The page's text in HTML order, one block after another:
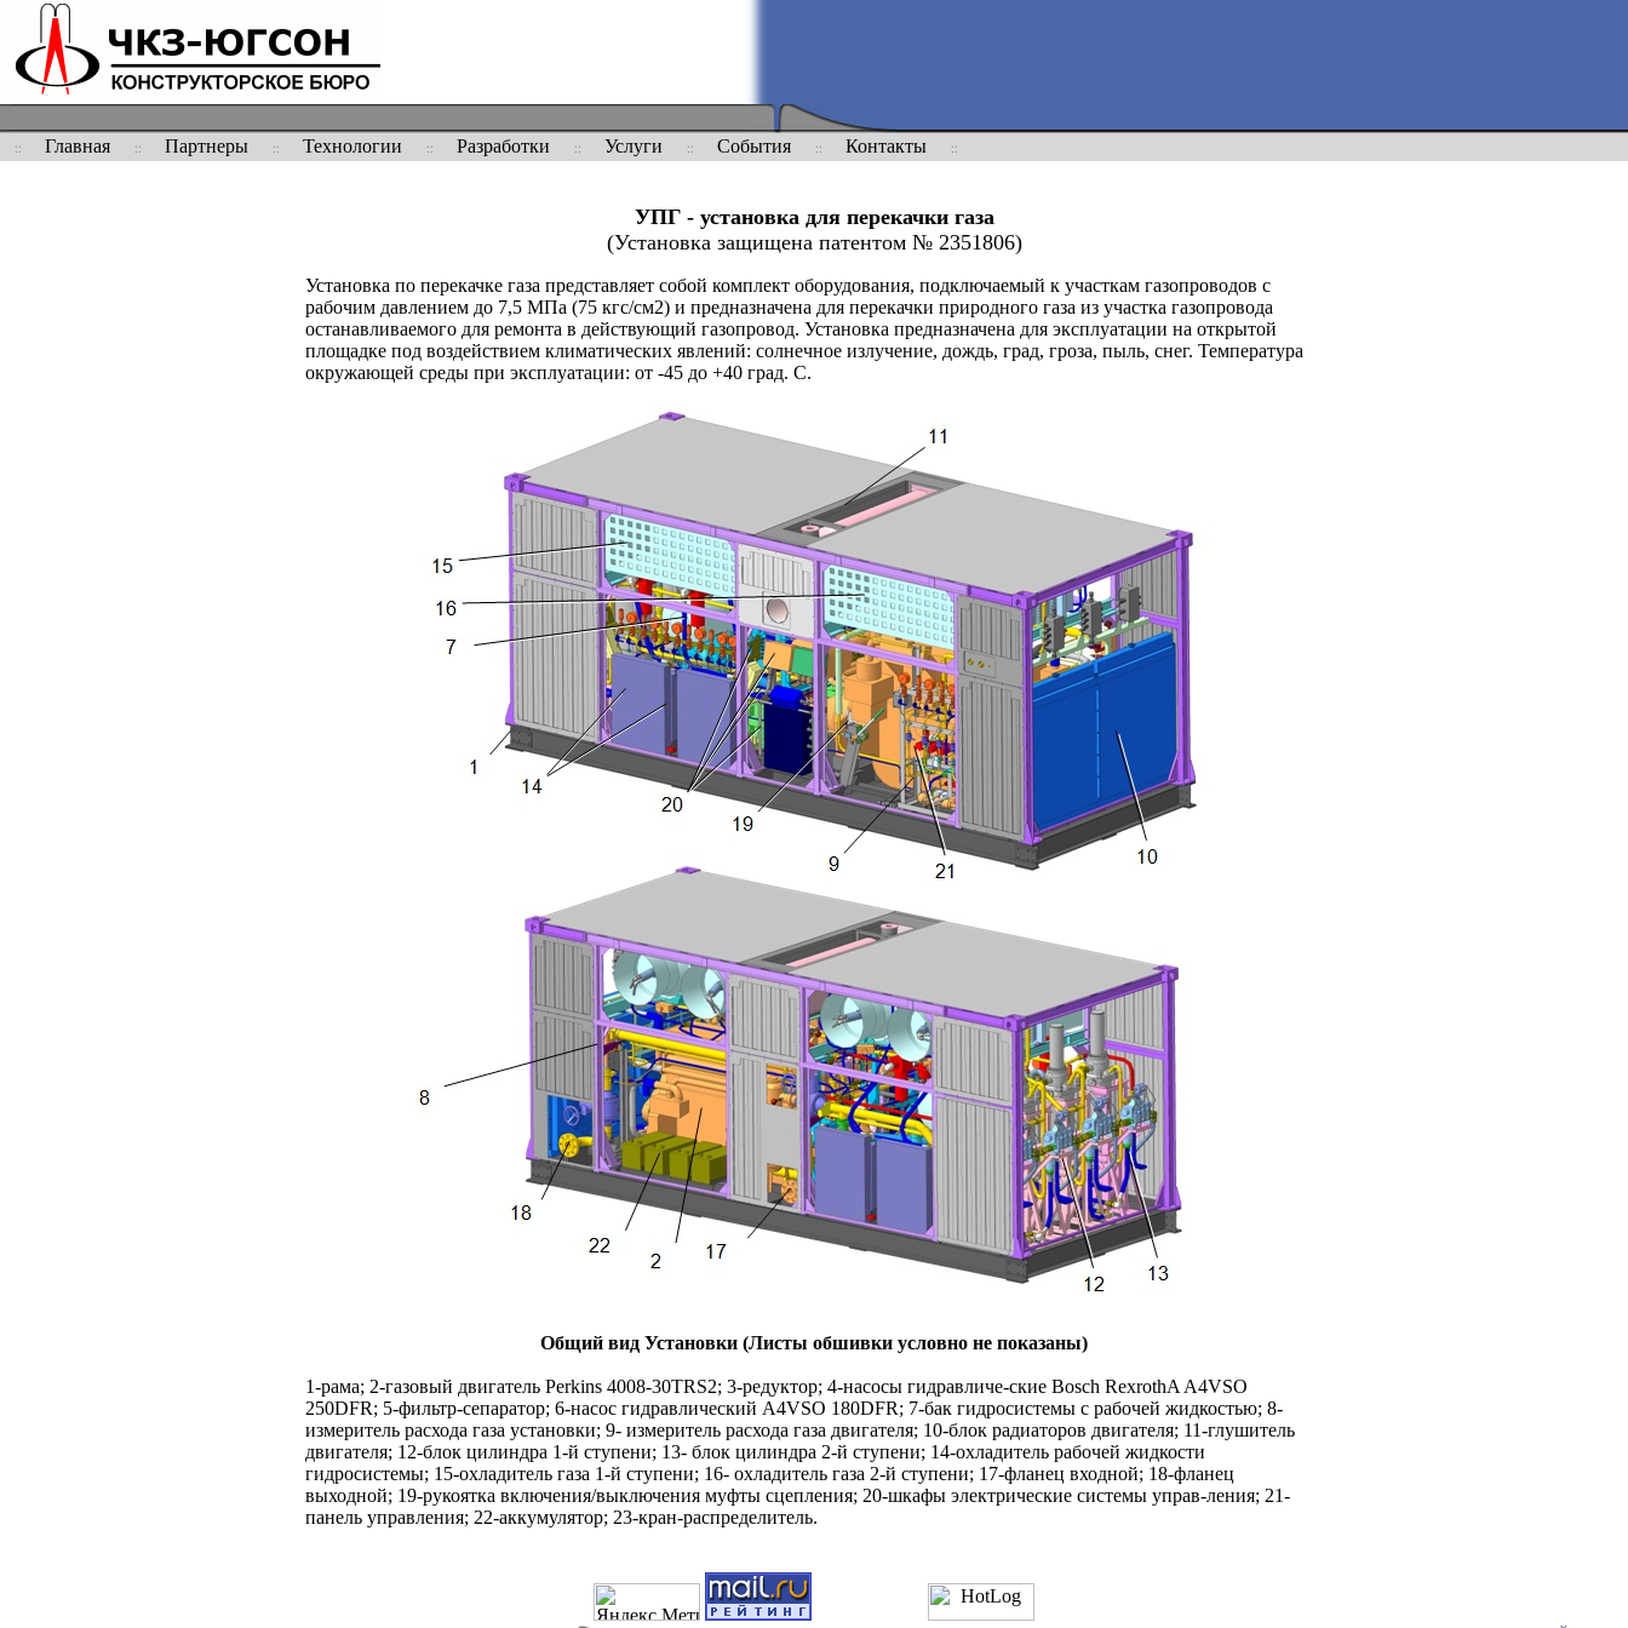
Главная Партнеры Технологии Разработки Услуги События Контакты
УПГ - установка для перекачки газа
(Установка защищена патентом № 2351806)
Установка по перекачке газа представляет собой комплект оборудования, подключаемый к участкам газопроводов с
рабочим давлением до 7,5 МПа (75 кгс/см2) и предназначена для перекачки природного газа из участка газопровода
останавливаемого для ремонта в действующий газопровод. Установка предназначена для эксплуатации на открытой
площадке под воздействием климатических явлений: солнечное излучение, дождь, град, гроза, пыль, снег. Температура
окружающей среды при эксплуатации: от -45 до +40 град. С.
Общий вид Установки (Листы обшивки условно не показаны)
1-рама; 2-газовый двигатель Perkins 4008-30TRS2; 3-редуктор; 4-насосы гидравличе-ские Bosch RexrothA A4VSO
250DFR; 5-фильтр-сепаратор; 6-насос гидравлический A4VSO 180DFR; 7-бак гидросистемы с рабочей жидкостью; 8-
измеритель расхода газа установки; 9- измеритель расхода газа двигателя; 10-блок радиаторов двигателя; 11-глушитель
двигателя; 12-блок цилиндра 1-й ступени; 13- блок цилиндра 2-й ступени; 14-охладитель рабочей жидкости
гидросистемы; 15-охладитель газа 1-й ступени; 16- охладитель газа 2-й ступени; 17-фланец входной; 18-фланец
выходной; 19-рукоятка включения/выключения муфты сцепления; 20-шкафы электрические системы управ-ления; 21-
панель управления; 22-аккумулятор; 23-кран-распределитель.